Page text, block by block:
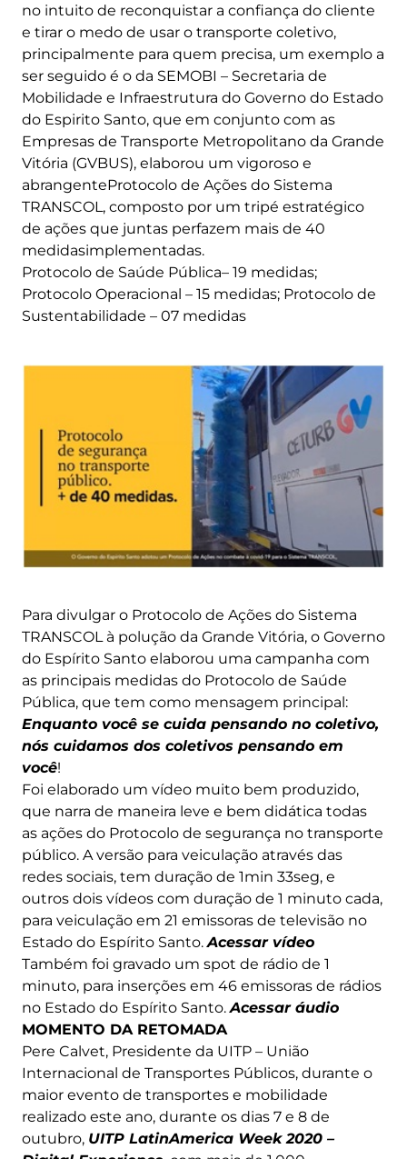
no intuito de reconquistar a confiança do cliente
e tirar o medo de usar o transporte coletivo,
principalmente para quem precisa, um exemplo a
ser seguido é o da SEMOBI – Secretaria de
Mobilidade e Infraestrutura do Governo do Estado
do Espirito Santo, que em conjunto com as
Empresas de Transporte Metropolitano da Grande
Vitória (GVBUS), elaborou um vigoroso e
abrangenteProtocolo de Ações do Sistema
TRANSCOL, composto por um tripé estratégico
de ações que juntas perfazem mais de 40
medidasimplementadas.
Protocolo de Saúde Pública– 19 medidas;
Protocolo Operacional – 15 medidas; Protocolo de
Sustentabilidade – 07 medidas
Para divulgar o Protocolo de Ações do Sistema
TRANSCOL à polução da Grande Vitória, o Governo
do Espírito Santo elaborou uma campanha com
as principais medidas do Protocolo de Saúde
Pública, que tem como mensagem principal:
Enquanto você se cuida pensando no coletivo,
nós cuidamos dos coletivos pensando em
você!
Foi elaborado um vídeo muito bem produzido,
que narra de maneira leve e bem didática todas
as ações do Protocolo de segurança no transporte
público. A versão para veiculação através das
redes sociais, tem duração de 1min 33seg, e
outros dois vídeos com duração de 1 minuto cada,
para veiculação em 21 emissoras de televisão no
Estado do Espírito Santo.Acessar vídeo
Também foi gravado um spot de rádio de 1
minuto, para inserções em 46 emissoras de rádios
no Estado do Espírito Santo.Acessar áudio
MOMENTO DA RETOMADA
Pere Calvet, Presidente da UITP – União
Internacional de Transportes Públicos, durante o
maior evento de transportes e mobilidade
realizado este ano, durante os dias 7 e 8 de
outubro, UITP LatinAmerica Week 2020 –